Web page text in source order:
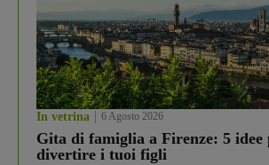
In vetrina 6 Agosto 2026
Gita di famiglia a Firenze: 5 idee
divertire i tuoi figli